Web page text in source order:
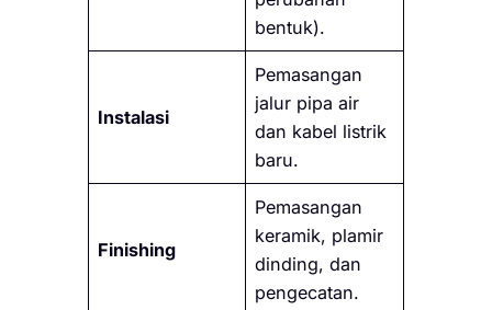
bentuk).
Instalasi
Pemasangan
jalur pipa air
dan kabel listrik
baru.
Finishing
Pemasangan
keramik, plamir
dinding, dan
pengecatan.